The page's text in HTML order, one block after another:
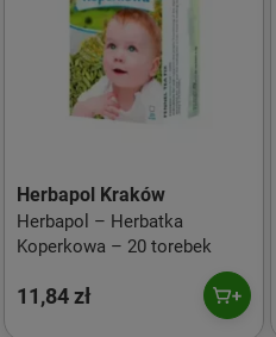
Herbapol Kraków
Herbapol – Herbatka
Koperkowa – 20 torebek
11,84 zł